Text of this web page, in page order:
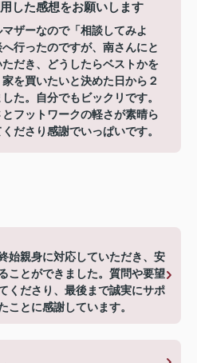
した感想をお願いします
ザーなので「相談してみよ
行ったのですが、南さんにと
だき、どうしたらベストかを
を買いたいと決めた日から２
た。自分でもビックリです。
フットワークの軽さが素晴ら
ださり感謝でいっぱいです。
始親身に対応していただき、安
ことができました。質問や要望
くださり、最後まで誠実にサポ
ことに感謝しています。